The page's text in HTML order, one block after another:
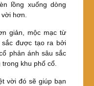
lồng xuống dòng
hơn.
giản, mộc mạc từ
sắc được tạo ra bởi
phản ánh sâu sắc
khu phố cổ.
vời đó sẽ giúp bạn